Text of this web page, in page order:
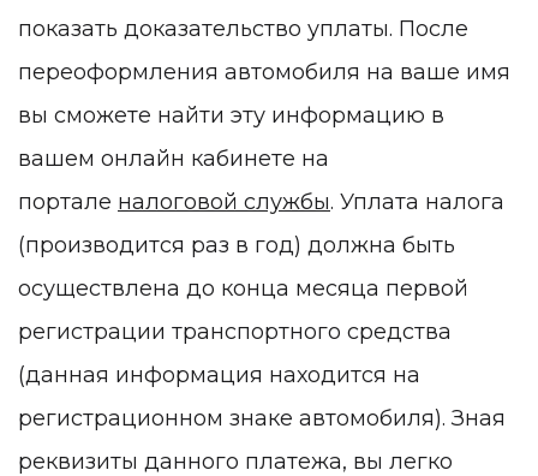
показать доказательство уплаты. После
переоформления автомобиля на ваше имя
вы сможете найти эту информацию в
вашем онлайн кабинете на
портале налоговой службы. Уплата налога
(производится раз в год) должна быть
осуществлена до конца месяца первой
регистрации транспортного средства
(данная информация находится на
регистрационном знаке автомобиля). Зная
реквизиты данного платежа, вы легко